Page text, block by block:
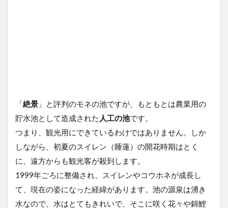
「絶景 」と評判のモネの池ですが、もともとは農業用の
貯水池として造成された 人工の池です。
つまり、観光用にできているわけではありません。しか
しながら、初夏のスイレン（睡蓮）の開花時期はとく
に、遠方からも観光客が殺到します。
1999年ごろに整備され、スイレンやコウホネが成長し
て、現在の姿になった経緯があります。池の源泉は湧き
水なので、水はとてもきれいで、そこに咲く花々や錦鯉